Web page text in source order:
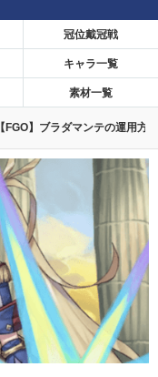
冠位戴冠戦
キャラ一覧
素材一覧
【FGO】ブラダマンテの運用方